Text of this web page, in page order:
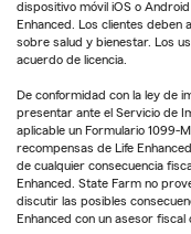
dispositivo móvil iOS o
Enhanced. Los clientes
sobre salud y bienestar. Los
acuerdo de licencia.
De conformidad con la ley de
presentar ante el Servicio de
aplicable un Formulario 1099-
recompensas de Life
de cualquier consecuencia
Enhanced. State Farm no
discutir las posibles
Enhanced con un asesor fiscal